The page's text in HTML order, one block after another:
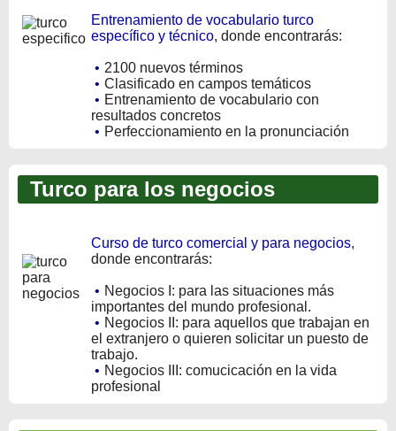
Entrenamiento de vocabulario turco
específico y técnico, donde encontrarás:
• 2100 nuevos términos
• Clasificado en campos temáticos
• Entrenamiento de vocabulario con
resultados concretos
• Perfeccionamiento en la pronunciación
Turco para los negocios
Curso de turco comercial y para negocios,
donde encontrarás:
• Negocios I: para las situaciones más
importantes del mundo profesional.
• Negocios II: para aquellos que trabajan en
el extranjero o quieren solicitar un puesto de
trabajo.
• Negocios III: comucicación en la vida
profesional